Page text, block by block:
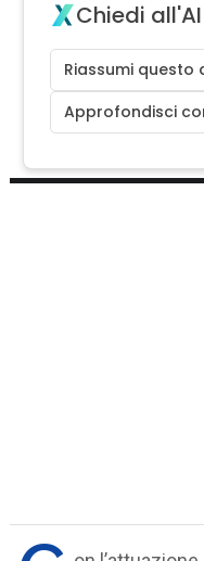
Chiedi all'AI
Riassumi questo
Approfondisci